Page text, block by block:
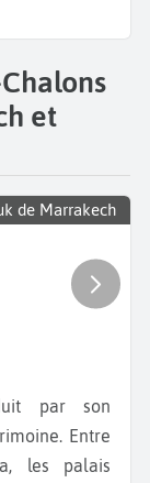
et
de Marrakech
Entre
les palais